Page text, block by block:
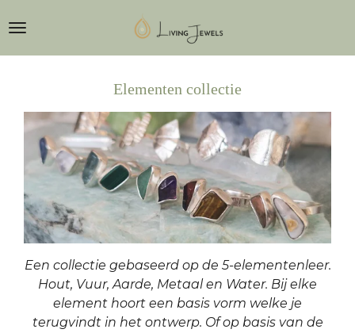
direct
naar
Elementen collectie
Een collectie gebaseerd op de 5-elementenleer.
Hout, Vuur, Aarde, Metaal en Water. Bij elke
element hoort een basis vorm welke je
terugvindt in het ontwerp. Of op basis van de